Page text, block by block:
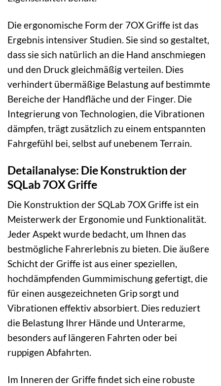
Die ergonomische Form der 7OX Griffe ist das
Ergebnis intensiver Studien. Sie sind so gestaltet,
dass sie sich natürlich an die Hand anschmiegen
und den Druck gleichmäßig verteilen. Dies
verhindert übermäßige Belastung auf bestimmte
Bereiche der Handfläche und der Finger. Die
Integrierung von Technologien, die Vibrationen
dämpfen, trägt zusätzlich zu einem entspannten
Fahrgefühl bei, selbst auf unebenem Terrain.
Detailanalyse: Die Konstruktion der
SQLab 7OX Griffe
Die Konstruktion der SQLab 7OX Griffe ist ein
Meisterwerk der Ergonomie und Funktionalität.
Jeder Aspekt wurde bedacht, um Ihnen das
bestmögliche Fahrerlebnis zu bieten. Die äußere
Schicht der Griffe ist aus einer speziellen,
hochdämpfenden Gummimischung gefertigt, die
für einen ausgezeichneten Grip sorgt und
Vibrationen effektiv absorbiert. Dies reduziert
die Belastung Ihrer Hände und Unterarme,
besonders auf längeren Fahrten oder bei
ruppigen Abfahrten.
Im Inneren der Griffe findet sich eine robuste